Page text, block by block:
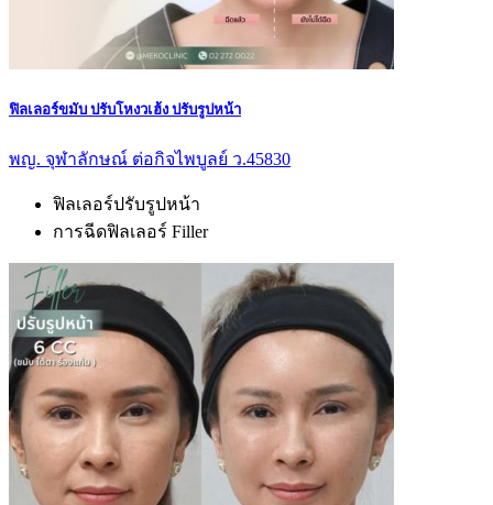
ฟิลเลอร์ขมับ ปรับโหงวเฮ้ง ปรับรูปหน้า
พญ. จุฬาลักษณ์ ต่อกิจไพบูลย์ ว.45830
ฟิลเลอร์ปรับรูปหน้า
การฉีดฟิลเลอร์ Filler